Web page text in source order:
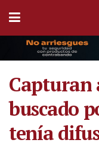
Capturan
buscado
tenía